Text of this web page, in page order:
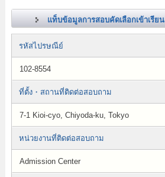
แท็บข้อมูลการสอบคัดเลือกเข้าเรียน
รหัสไปรษณีย์
102-8554
ที่ตั้ง・สถานที่ติดต่อสอบถาม
7-1 Kioi-cyo, Chiyoda-ku, Tokyo
หน่วยงานที่ติดต่อสอบถาม
Admission Center